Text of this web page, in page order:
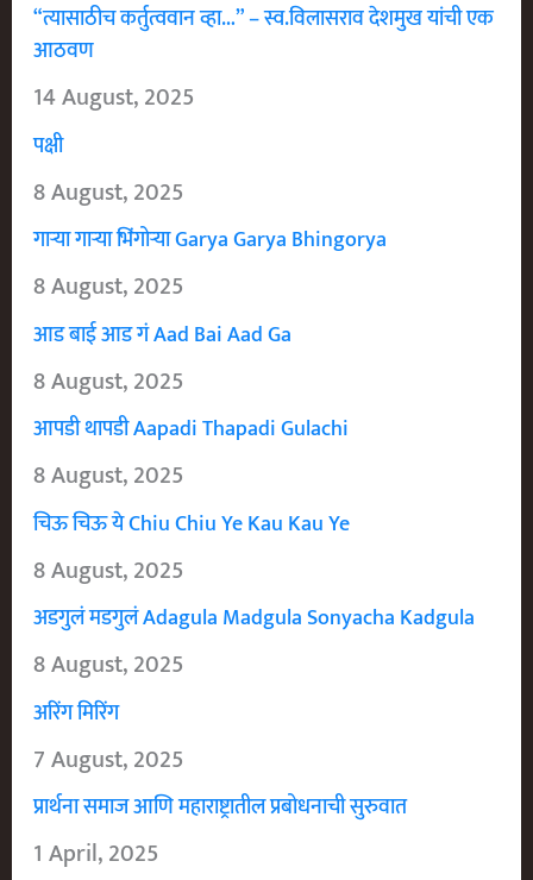
“त्यासाठीच कर्तुत्ववान व्हा…” – स्व.विलासराव देशमुख यांची एक
आठवण
14 August, 2025
पक्षी
8 August, 2025
गाऱ्या गाऱ्या भिंगोऱ्या Garya Garya Bhingorya
8 August, 2025
आड बाई आड गं Aad Bai Aad Ga
8 August, 2025
आपडी थापडी Aapadi Thapadi Gulachi
8 August, 2025
चिऊ चिऊ ये Chiu Chiu Ye Kau Kau Ye
8 August, 2025
अडगुलं मडगुलं Adagula Madgula Sonyacha Kadgula
8 August, 2025
अरिंग मिरिंग
7 August, 2025
प्रार्थना समाज आणि महाराष्ट्रातील प्रबोधनाची सुरुवात
1 April, 2025